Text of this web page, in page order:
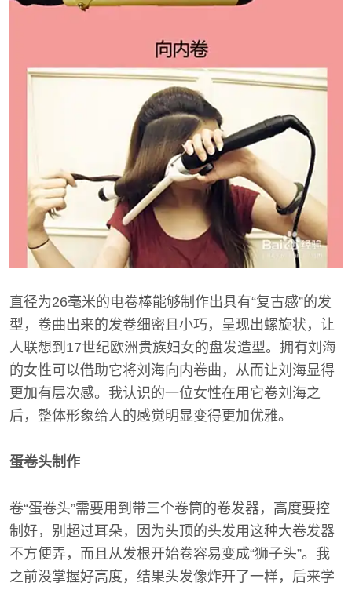
直径为26毫米的电卷棒能够制作出具有“复古感”的发
型，卷曲出来的发卷细密且小巧，呈现出螺旋状，让
人联想到17世纪欧洲贵族妇女的盘发造型。拥有刘海
的女性可以借助它将刘海向内卷曲，从而让刘海显得
更加有层次感。我认识的一位女性在用它卷刘海之
后，整体形象给人的感觉明显变得更加优雅。
蛋卷头制作
卷“蛋卷头”需要用到带三个卷筒的卷发器，高度要控
制好，别超过耳朵，因为头顶的头发用这种大卷发器
不方便弄，而且从发根开始卷容易变成“狮子头”。我
之前没掌握好高度，结果头发像炸开了一样，后来学